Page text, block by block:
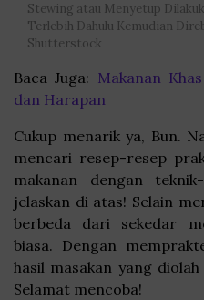
Stewing atau Menyetup
Terlebih Dahulu Kemudian
Shutterstock
Baca Juga: Makanan
dan Harapan
Cukup menarik ya, Bun.
mencari resep-resep
makanan dengan
jelaskan di atas! Selain
berbeda dari sekedar
biasa. Dengan
hasil masakan yang
Selamat mencoba!